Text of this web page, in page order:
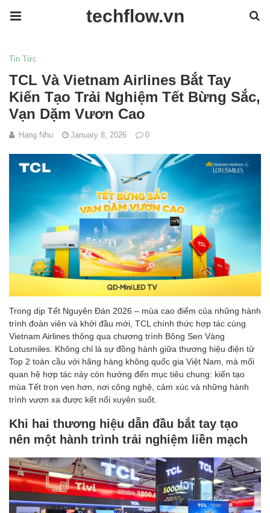
techflow.vn
Tin Tức
TCL Và Vietnam Airlines Bắt Tay
Kiến Tạo Trải Nghiệm Tết Bừng Sắc,
Vạn Dặm Vươn Cao
Hang Nhu January 8, 2026 0
Trong dịp Tết Nguyên Đán 2026 – mùa cao điểm của những hành
trình đoàn viên và khởi đầu mới, TCL chính thức hợp tác cùng
Vietnam Airlines thông qua chương trình Bông Sen Vàng
Lotusmiles. Không chỉ là sự đồng hành giữa thương hiệu điện tử
Top 2 toàn cầu với hãng hàng không quốc gia Việt Nam, mà mối
quan hệ hợp tác này còn hướng đến mục tiêu chung: kiến tạo
mùa Tết trọn vẹn hơn, nơi công nghệ, cảm xúc và những hành
trình vươn xa được kết nối xuyên suốt.
Khi hai thương hiệu dẫn đầu bắt tay tạo
nên một hành trình trải nghiệm liền mạch